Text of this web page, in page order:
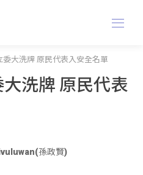
委大洗牌 原民代表入安全名單
洗牌 原民代表
孫政賢)